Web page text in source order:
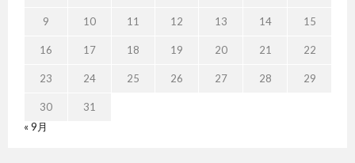
9 10 11 12 13 14 15
16 17 18 19 20 21 22
23 24 25 26 27 28 29
30
31
« 9月